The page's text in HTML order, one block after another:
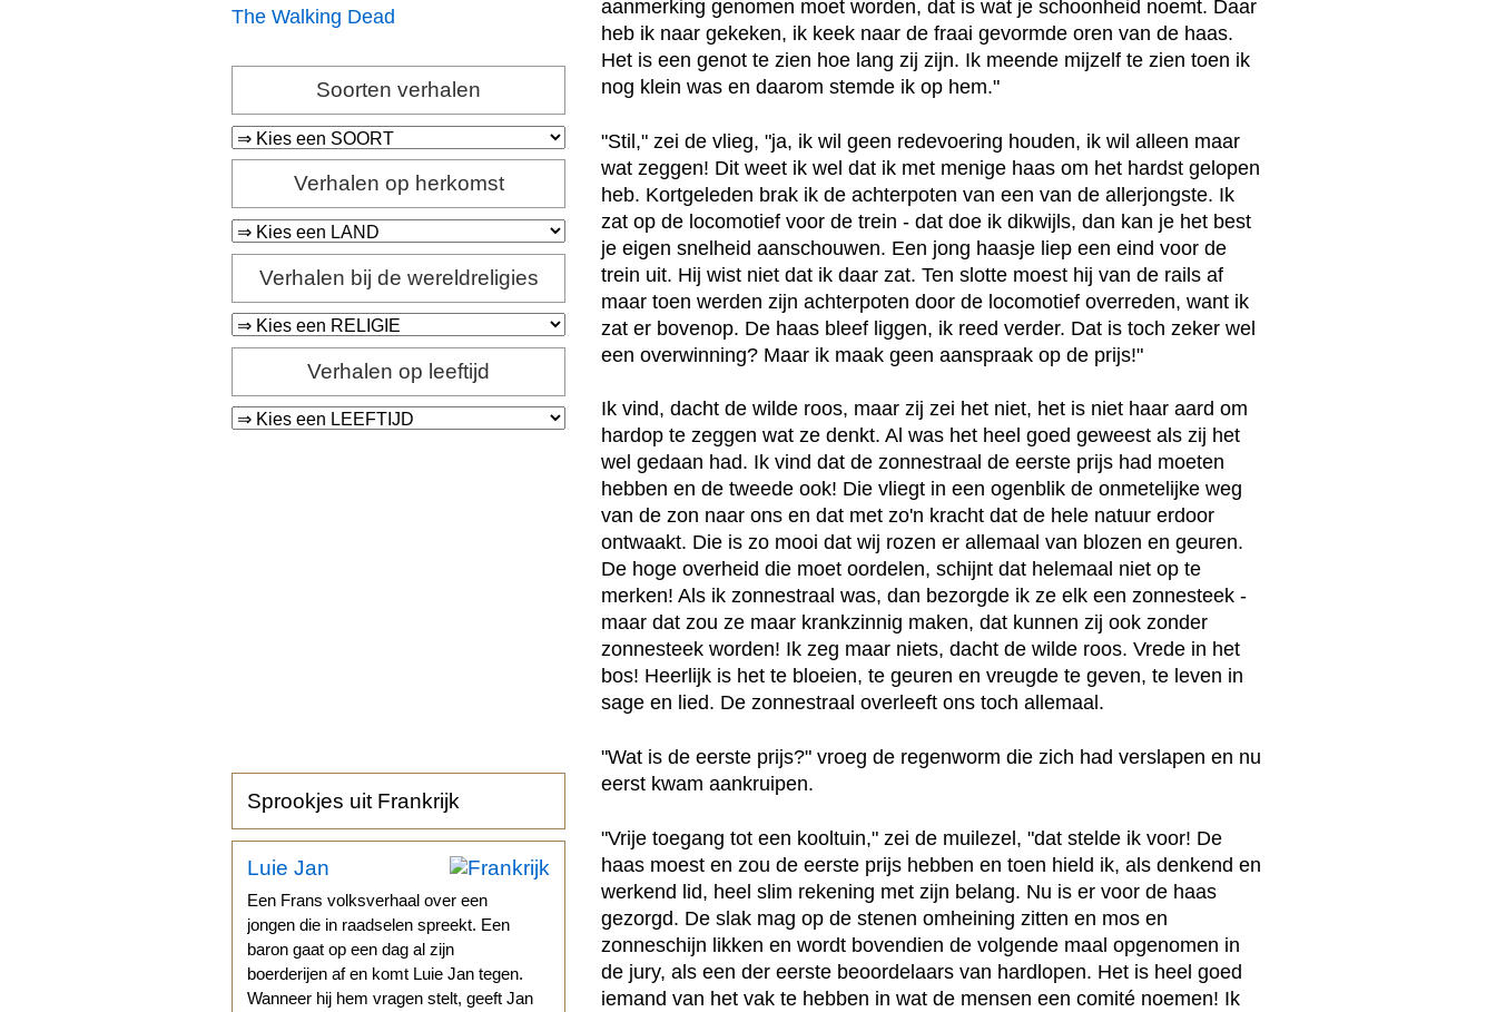
The Walking Dead
Soorten verhalen
Verhalen op herkomst
Verhalen bij de wereldreligies
Verhalen op leeftijd
Sprookjes uit Frankrijk
Luie Jan
Een Frans volksverhaal over een
jongen die in raadselen spreekt. Een
baron gaat op een dag al zijn
boerderijen af en komt Luie Jan tegen.
Wanneer hij hem vragen stelt, geeft Jan
aanmerking genomen moet worden, dat is wat je schoonheid noemt. Daar
heb ik naar gekeken, ik keek naar de fraai gevormde oren van de haas.
Het is een genot te zien hoe lang zij zijn. Ik meende mijzelf te zien toen ik
nog klein was en daarom stemde ik op hem."
"Stil," zei de vlieg, "ja, ik wil geen redevoering houden, ik wil alleen maar
wat zeggen! Dit weet ik wel dat ik met menige haas om het hardst gelopen
heb. Kortgeleden brak ik de achterpoten van een van de allerjongste. Ik
zat op de locomotief voor de trein - dat doe ik dikwijls, dan kan je het best
je eigen snelheid aanschouwen. Een jong haasje liep een eind voor de
trein uit. Hij wist niet dat ik daar zat. Ten slotte moest hij van de rails af
maar toen werden zijn achterpoten door de locomotief overreden, want ik
zat er bovenop. De haas bleef liggen, ik reed verder. Dat is toch zeker wel
een overwinning? Maar ik maak geen aanspraak op de prijs!"
Ik vind, dacht de wilde roos, maar zij zei het niet, het is niet haar aard om
hardop te zeggen wat ze denkt. Al was het heel goed geweest als zij het
wel gedaan had. Ik vind dat de zonnestraal de eerste prijs had moeten
hebben en de tweede ook! Die vliegt in een ogenblik de onmetelijke weg
van de zon naar ons en dat met zo'n kracht dat de hele natuur erdoor
ontwaakt. Die is zo mooi dat wij rozen er allemaal van blozen en geuren.
De hoge overheid die moet oordelen, schijnt dat helemaal niet op te
merken! Als ik zonnestraal was, dan bezorgde ik ze elk een zonnesteek -
maar dat zou ze maar krankzinnig maken, dat kunnen zij ook zonder
zonnesteek worden! Ik zeg maar niets, dacht de wilde roos. Vrede in het
bos! Heerlijk is het te bloeien, te geuren en vreugde te geven, te leven in
sage en lied. De zonnestraal overleeft ons toch allemaal.
"Wat is de eerste prijs?" vroeg de regenworm die zich had verslapen en nu
eerst kwam aankruipen.
"Vrije toegang tot een kooltuin," zei de muilezel, "dat stelde ik voor! De
haas moest en zou de eerste prijs hebben en toen hield ik, als denkend en
werkend lid, heel slim rekening met zijn belang. Nu is er voor de haas
gezorgd. De slak mag op de stenen omheining zitten en mos en
zonneschijn likken en wordt bovendien de volgende maal opgenomen in
de jury, als een der eerste beoordelaars van hardlopen. Het is heel goed
iemand van het vak te hebben in wat de mensen een comité noemen! Ik